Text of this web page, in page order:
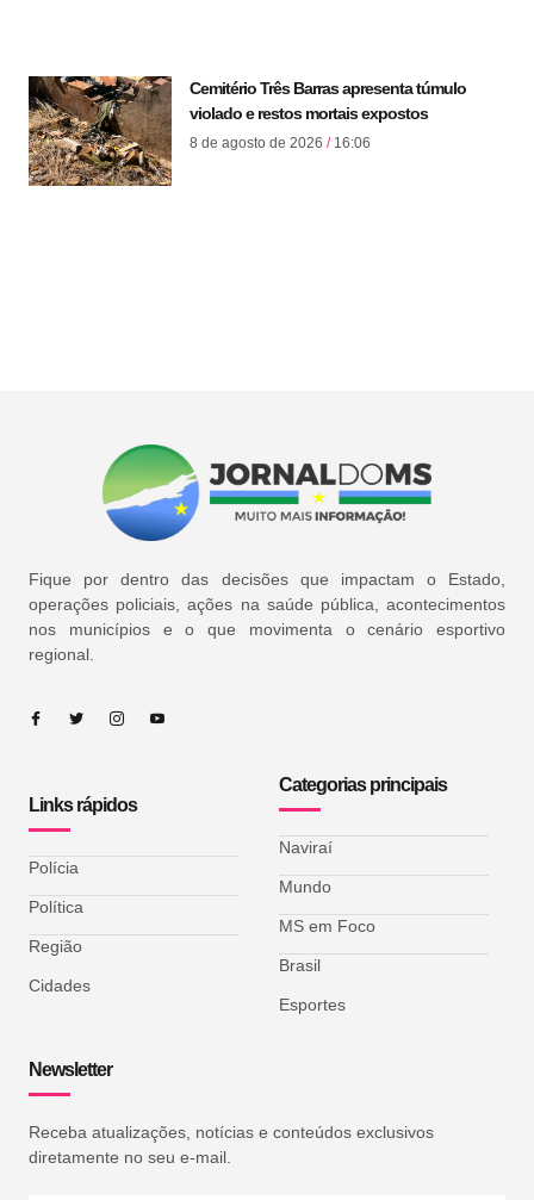
Cemitério Três Barras apresenta túmulo
violado e restos mortais expostos
8 de agosto de 2026 16:06
Fique por dentro das decisões que impactam o Estado,
operações policiais, ações na saúde pública, acontecimentos
nos municípios e o que movimenta o cenário esportivo
regional.
Links rápidos
Polícia
Política
Região
Cidades
Categorias principais
Naviraí
Mundo
MS em Foco
Brasil
Esportes
Newsletter
Receba atualizações, notícias e conteúdos exclusivos
diretamente no seu e-mail.